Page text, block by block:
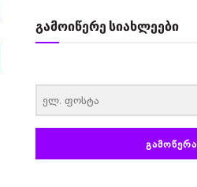
გამოიწერე სიახლეები
ᲒᲐᲛᲝᲬᲔᲠᲐ